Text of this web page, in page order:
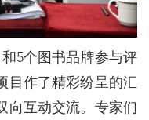
5个图书品牌参与评
作了精彩纷呈的汇
向互动交流。专家们